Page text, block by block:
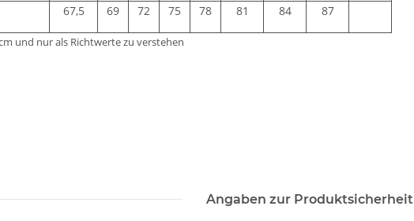
67,5 69 72 75 78 81 84 87
und nur als Richtwerte zu verstehen
Angaben zur Produktsicherheit